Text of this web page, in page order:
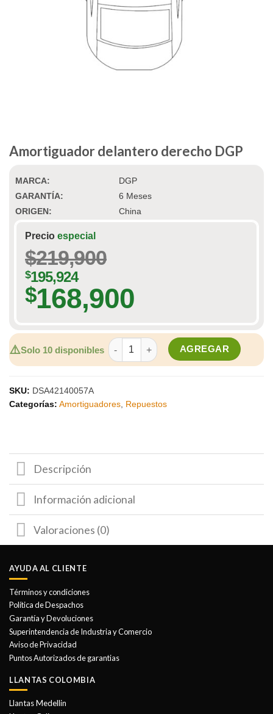
Amortiguador delantero derecho DGP
MARCA:
DGP
GARANTÍA:
6 Meses
ORIGEN:
China
Precio especial
$219,900
$195,924
$168,900
⚠️Solo 10 disponibles
Amortiguador delantero derecho DGP
AGREGAR
SKU: DSA42140057A
Categorías: Amortiguadores Repuestos
Descripción
Información adicional
Valoraciones (0)
AYUDA AL CLIENTE
Términos y condiciones
Política de Despachos
Garantía y Devoluciones
Superintendencia de Industria y Comercio
Aviso de Privacidad
Puntos Autorizados de garantias
LLANTAS COLOMBIA
Llantas Medellin